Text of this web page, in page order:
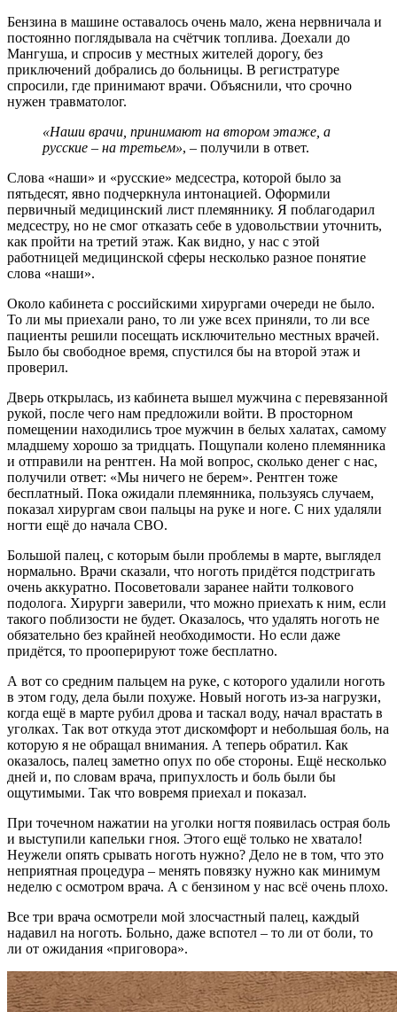
Бензина в машине оставалось очень мало, жена нервничала и
постоянно поглядывала на счётчик топлива. Доехали до
Мангуша, и спросив у местных жителей дорогу, без
приключений добрались до больницы. В регистратуре
спросили, где принимают врачи. Объяснили, что срочно
нужен травматолог.
«Наши врачи, принимают на втором этаже, а
русские – на третьем», – получили в ответ.
Слова «наши» и «русские» медсестра, которой было за
пятьдесят, явно подчеркнула интонацией. Оформили
первичный медицинский лист племяннику. Я поблагодарил
медсестру, но не смог отказать себе в удовольствии уточнить,
как пройти на третий этаж. Как видно, у нас с этой
работницей медицинской сферы несколько разное понятие
слова «наши».
Около кабинета с российскими хирургами очереди не было.
То ли мы приехали рано, то ли уже всех приняли, то ли все
пациенты решили посещать исключительно местных врачей.
Было бы свободное время, спустился бы на второй этаж и
проверил.
Дверь открылась, из кабинета вышел мужчина с перевязанной
рукой, после чего нам предложили войти. В просторном
помещении находились трое мужчин в белых халатах, самому
младшему хорошо за тридцать. Пощупали колено племянника
и отправили на рентген. На мой вопрос, сколько денег с нас,
получили ответ: «Мы ничего не берем». Рентген тоже
бесплатный. Пока ожидали племянника, пользуясь случаем,
показал хирургам свои пальцы на руке и ноге. С них удаляли
ногти ещё до начала СВО.
Большой палец, с которым были проблемы в марте, выглядел
нормально. Врачи сказали, что ноготь придётся подстригать
очень аккуратно. Посоветовали заранее найти толкового
подолога. Хирурги заверили, что можно приехать к ним, если
такого поблизости не будет. Оказалось, что удалять ноготь не
обязательно без крайней необходимости. Но если даже
придётся, то прооперируют тоже бесплатно.
А вот со средним пальцем на руке, с которого удалили ноготь
в этом году, дела были похуже. Новый ноготь из-за нагрузки,
когда ещё в марте рубил дрова и таскал воду, начал врастать в
уголках. Так вот откуда этот дискомфорт и небольшая боль, на
которую я не обращал внимания. А теперь обратил. Как
оказалось, палец заметно опух по обе стороны. Ещё несколько
дней и, по словам врача, припухлость и боль были бы
ощутимыми. Так что вовремя приехал и показал.
При точечном нажатии на уголки ногтя появилась острая боль
и выступили капельки гноя. Этого ещё только не хватало!
Неужели опять срывать ноготь нужно? Дело не в том, что это
неприятная процедура – менять повязку нужно как минимум
неделю с осмотром врача. А с бензином у нас всё очень плохо.
Все три врача осмотрели мой злосчастный палец, каждый
надавил на ноготь. Больно, даже вспотел – то ли от боли, то
ли от ожидания «приговора».